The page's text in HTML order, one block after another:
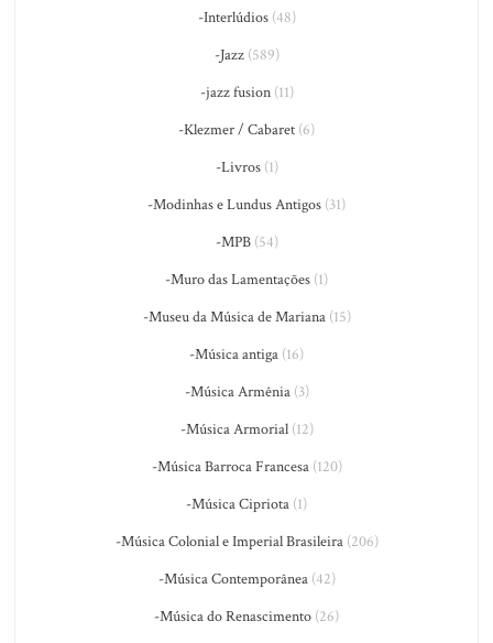
-Interlúdios(48)
-Jazz(589)
-jazz fusion(11)
-Klezmer / Cabaret (6)
-Livros(1)
-Modinhas e Lundus Antigos (31)
-MPB(54)
-Muro das Lamentações (1)
-Museu da Música de Mariana(15)
-Música antiga (16)
-Música Armênia(3)
-Música Armorial(12)
-Música Barroca Francesa(120)
-Música Cipriota (1)
-Música Colonial e Imperial Brasileira(206)
-Música Contemporânea(42)
-Música do Renascimento (26)